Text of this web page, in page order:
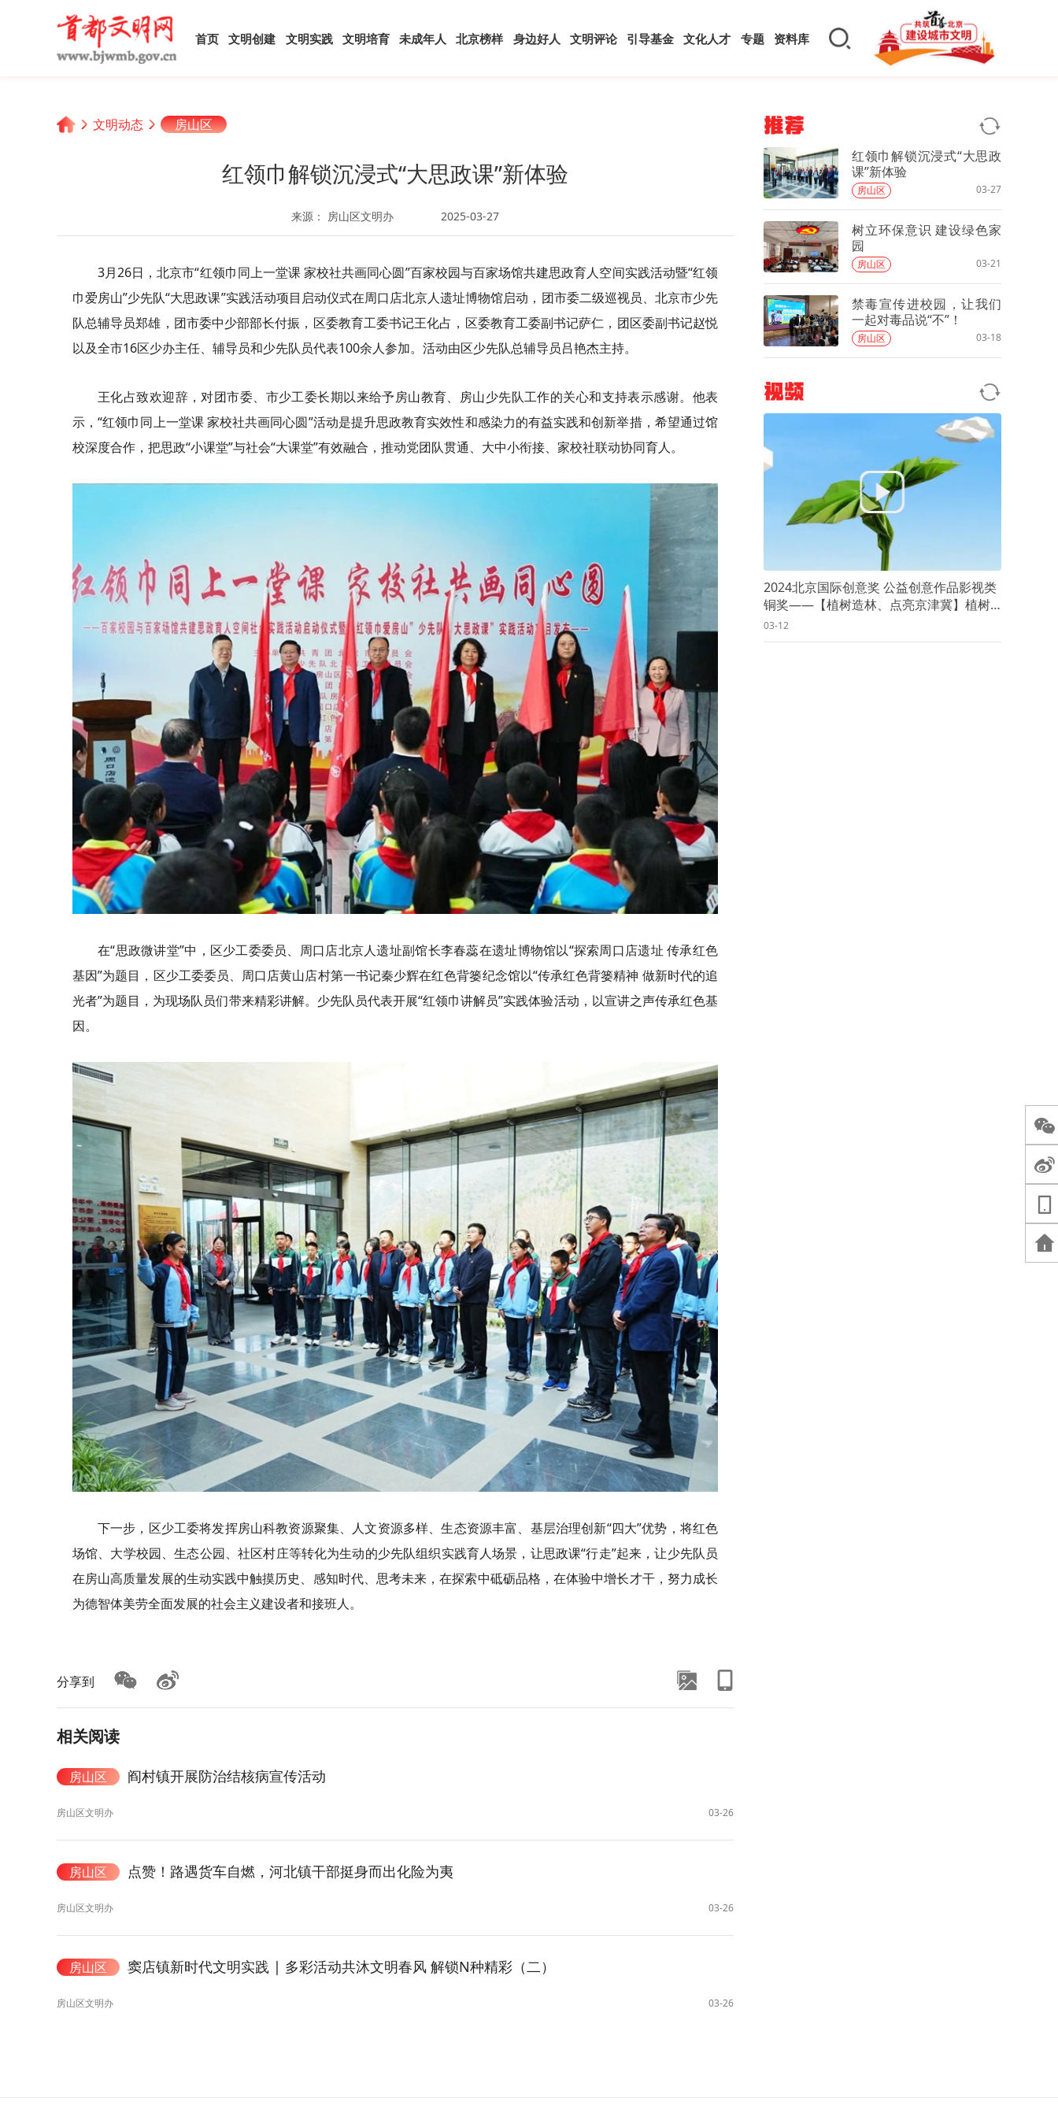
首页 文明创建 文明实践 文明培育 未成年人 北京榜样 身边好人 文明评论 引导基金 文化人才 专题 资料库
文明动态 房山区
红领巾解锁沉浸式“大思政课”新体验
来源： 房山区文明办 2025-03-27
3月26日，北京市“红领巾同上一堂课 家校社共画同心圆”百家校园与百家场馆共建思政育人空间实践活动暨“红领
巾爱房山”少先队“大思政课”实践活动项目启动仪式在周口店北京人遗址博物馆启动，团市委二级巡视员、北京市少先
队总辅导员郑雄，团市委中少部部长付振，区委教育工委书记王化占，区委教育工委副书记萨仁 ，团区委副书记赵悦
以及全市16区少办主任、辅导员和少先队员代表100余人参加。活动由区少先队总辅导员吕艳杰主持。
王化占致欢迎辞，对团市委、市少工委长期以来给予房山教育、房山少先队工作的关心和支持表示感谢。他表
示，“红领巾同上一堂课 家校社共画同心圆”活动是提升思政教育实效性和感染力的有益实践和创新举措，希望通过馆
校深度合作，把思政“小课堂”与社会“大课堂”有效融合，推动党团队贯通、大中小衔接、家校社联动协同育人。
在“思政微讲堂”中，区少工委委员、周口店北京人遗址副馆长李春蕊在遗址博物馆以“探索周口店遗址 传承红色
基因”为题目，区少工委委员、周口店黄山店村第一书记秦少辉在红色背篓纪念馆以“传承红色背篓精神 做新时代的追
光者”为题目，为现场队员们带来精彩讲解。少先队员代表开展“红领巾讲解员”实践体验活动，以宣讲之声传承红色基
因。
下一步，区少工委将发挥房山科教资源聚集、人文资源多样、生态资源丰富、基层治理创新“四大”优势，将红色
场馆、大学校园、生态公园、社区村庄等转化为生动的少先队组织实践育人场景，让思政课“行走”起来，让少先队员
在房山高质量发展的生动实践中触摸历史、感知时代、思考未来，在探索中砥砺品格，在体验中增长才干，努力成长
为德智体美劳全面发展的社会主义建设者和接班人。
分享到
相关阅读
房山区 阎村镇开展防治结核病宣传活动
房山区文明办 03-26
房山区 点赞！路遇货车自燃，河北镇干部挺身而出化险为夷
房山区文明办 03-26
房山区 窦店镇新时代文明实践 | 多彩活动共沐文明春风 解锁N种精彩（二）
房山区文明办 03-26
推荐
红领巾解锁沉浸式“大思政
课”新体验
房山区 03-27
树立环保意识 建设绿色家
园
房山区 03-21
禁毒宣传进校园，让我们
一起对毒品说“不”！
房山区 03-18
视频
2024北京国际创意奖 公益创意作品影视类
铜奖——【植树造林、点亮京津冀】植树
为了什么？
03-12